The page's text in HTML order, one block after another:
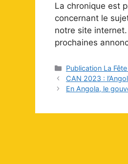
La chronique est
concernant le
notre site
prochaines
Catégories
Publication La
CAN 2023 :
En Angola, le